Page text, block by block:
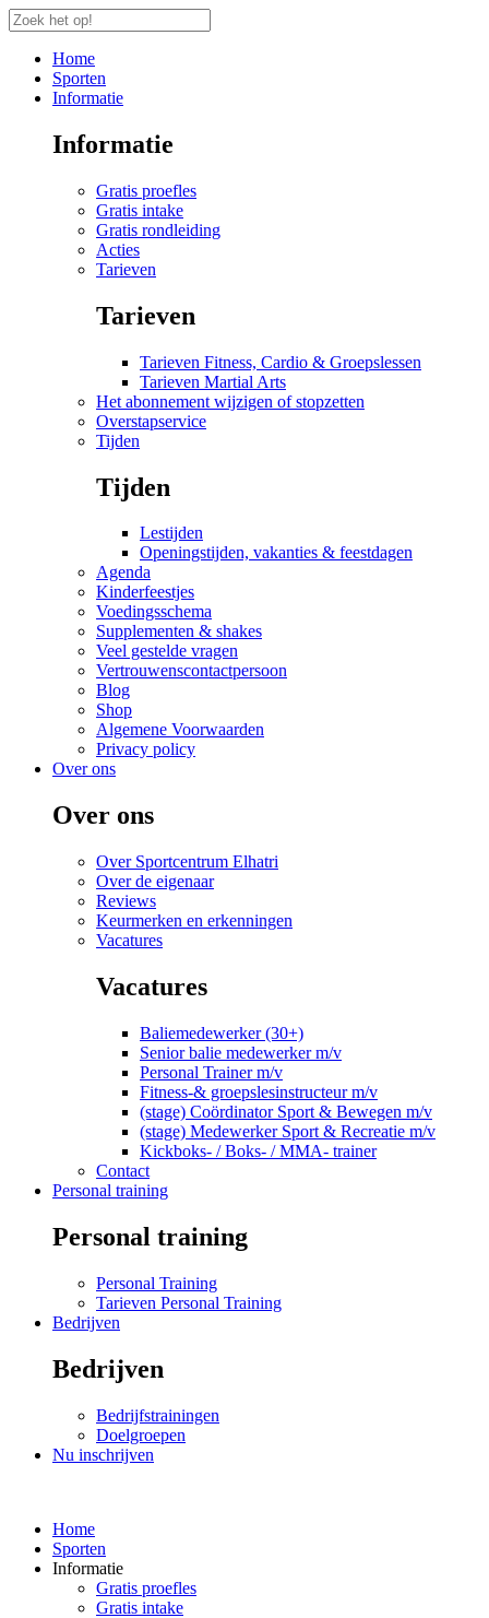
Home
Sporten
Informatie
Informatie
Gratis proefles
Gratis intake
Gratis rondleiding
Acties
Tarieven
Tarieven
Tarieven Fitness, Cardio & Groepslessen
Tarieven Martial Arts
Het abonnement wijzigen of stopzetten
Overstapservice
Tijden
Tijden
Lestijden
Openingstijden, vakanties & feestdagen
Agenda
Kinderfeestjes
Voedingsschema
Supplementen & shakes
Veel gestelde vragen
Vertrouwenscontactpersoon
Blog
Shop
Algemene Voorwaarden
Privacy policy
Over ons
Over ons
Over Sportcentrum Elhatri
Over de eigenaar
Reviews
Keurmerken en erkenningen
Vacatures
Vacatures
Baliemedewerker (30+)
Senior balie medewerker m/v
Personal Trainer m/v
Fitness-& groepslesinstructeur m/v
(stage) Coördinator Sport & Bewegen m/v
(stage) Medewerker Sport & Recreatie m/v
Kickboks- / Boks- / MMA- trainer
Contact
Personal training
Personal training
Personal Training
Tarieven Personal Training
Bedrijven
Bedrijven
Bedrijfstrainingen
Doelgroepen
Nu inschrijven
Home
Sporten
Informatie
Gratis proefles
Gratis intake